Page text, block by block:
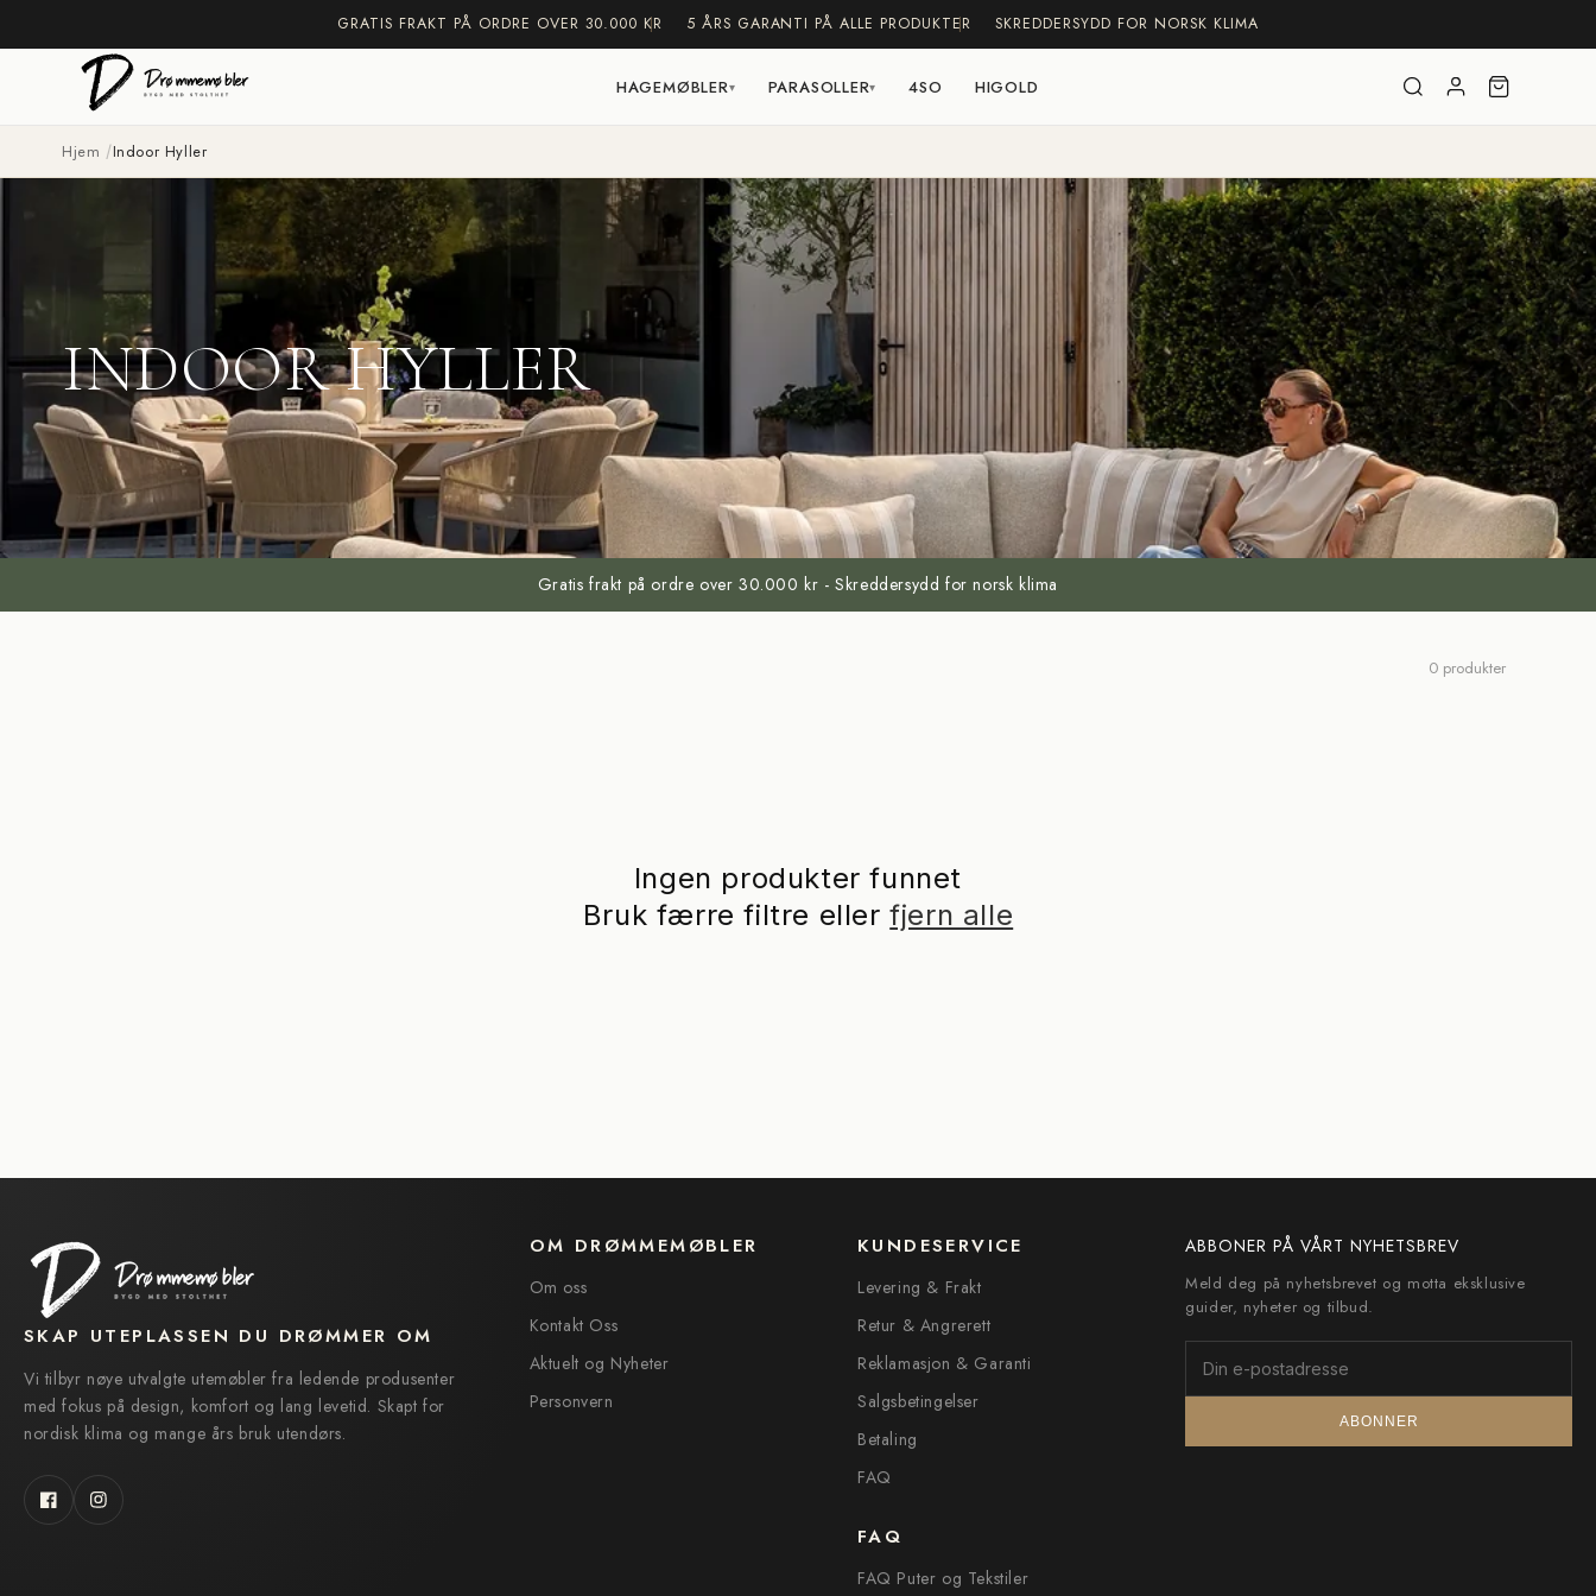
innholdet
GRATIS FRAKT PÅ ORDRE OVER 30.000 KR 5 ÅRS GARANTI PÅ ALLE PRODUKTER SKREDDERSYDD FOR NORSK KLIMA
HAGEMØBLER▾ PARASOLLER▾ 4SO HIGOLD
inn
Handlekurv
Hjem Indoor Hyller
INDOOR HYLLER
Gratis frakt på ordre over 30.000 kr - Skreddersydd for norsk klima
0 produkter
Ingen produkter funnet
Bruk færre filtre ellerfjern alle
SKAP UTEPLASSEN DU DRØMMER OM
Vi tilbyr nøye utvalgte utemøbler fra ledende produsenter
med fokus på design, komfort og lang levetid. Skapt for
nordisk klima og mange års bruk utendørs.
FacebookInstagram
OM DRØMMEMØBLER
Om oss
Kontakt Oss
Aktuelt og Nyheter
Personvern
KUNDESERVICE
Levering & Frakt
Retur & Angrerett
Reklamasjon & Garanti
Salgsbetingelser
Betaling
FAQ
FAQ
FAQ Puter og Tekstiler
ABBONER PÅ VÅRT NYHETSBREV
Meld deg på nyhetsbrevet og motta eksklusive
guider, nyheter og tilbud.
ABONNER